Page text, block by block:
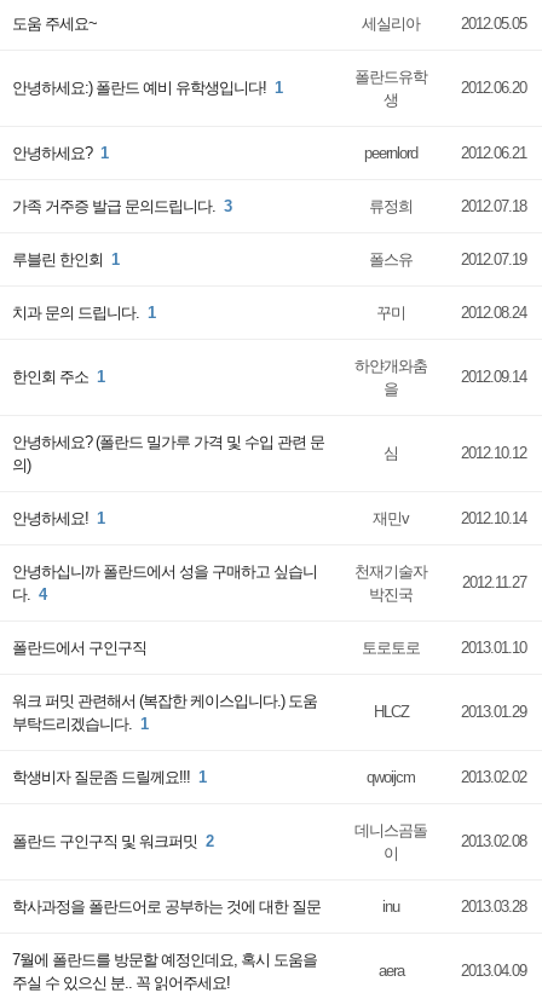
도움 주세요~ 세실리아 2012.05.05
안녕하세요:) 폴란드 예비 유학생입니다! 1
폴란드유학
생
2012.06.20
안녕하세요? 1 peernlord 2012.06.21
가족 거주증 발급 문의드립니다. 3 류정희 2012.07.18
루블린 한인회 1 폴스유 2012.07.19
치과 문의 드립니다. 1 꾸미 2012.08.24
한인회 주소 1
하얀개와춤
을
2012.09.14
안녕하세요? (폴란드 밀가루 가격 및 수입 관련 문
의)
심 2012.10.12
안녕하세요! 1 재민v 2012.10.14
안녕하십니까 폴란드에서 성을 구매하고 싶습니
다. 4
천재기술자
박진국
2012.11.27
폴란드에서 구인구직 토로토로 2013.01.10
워크 퍼밋 관련해서 (복잡한 케이스입니다.) 도움
부탁드리겠습니다. 1
HLCZ 2013.01.29
학생비자 질문좀 드릴께요!!! 1 qwoijcm 2013.02.02
폴란드 구인구직 및 워크퍼밋 2
데니스곰돌
이
2013.02.08
학사과정을 폴란드어로 공부하는 것에 대한 질문 inu 2013.03.28
7월에 폴란드를 방문할 예정인데요, 혹시 도움을
주실 수 있으신 분.. 꼭 읽어주세요!
aera 2013.04.09